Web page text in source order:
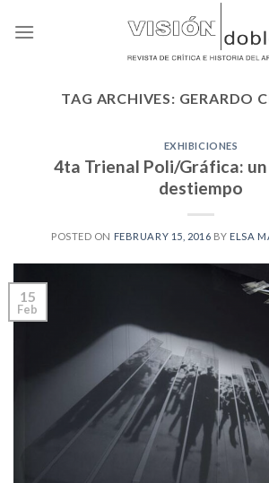
TAG ARCHIVES: GERARDO
EXHIBICIONES
4ta Trienal Poli/Gráfica:
destiempo
POSTED ON FEBRUARY 15, 2016 BY ELSA
15
Feb